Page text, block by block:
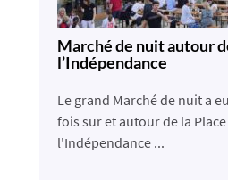
Marché de nuit autour
l’Indépendance
Le grand Marché de nuit a
fois sur et autour de la
l'Indépendance ...